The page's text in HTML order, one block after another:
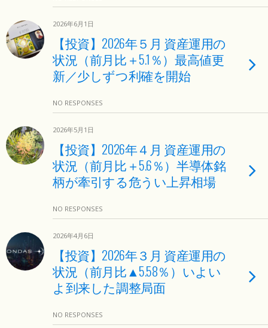
2026年6月1日
【投資】2026年５月 資産運用の
状況（前月比＋5.1％）最高値更
新／少しずつ利確を開始
NO RESPONSES
2026年5月1日
【投資】2026年４月 資産運用の
状況（前月比＋5.6％）半導体銘
柄が牽引する危うい上昇相場
NO RESPONSES
2026年4月6日
【投資】2026年３月 資産運用の
状況（前月比▲5.58％）いよい
よ到来した調整局面
NO RESPONSES